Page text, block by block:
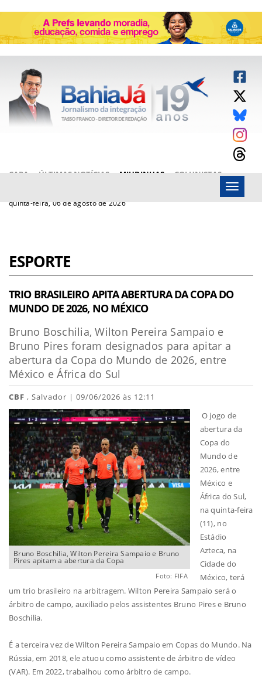
CAPA ÚLTIMAS NOTÍCIAS MIUDINHAS
COLUNISTAS
quinta-feira, 06 de agosto de 2026
Menu
ESPORTE
TRIO BRASILEIRO APITA ABERTURA DA COPA DO
MUNDO DE 2026, NO MÉXICO
Bruno Boschilia, Wilton Pereira Sampaio e
Bruno Pires foram designados para apitar a
abertura da Copa do Mundo de 2026, entre
México e África do Sul
CBF , Salvador | 09/06/2026 às 12:11
Bruno Boschilia, Wilton Pereira Sampaio e Bruno
Pires apitam a abertura da Copa
Foto: FIFA
O jogo de
abertura da
Copa do
Mundo de
2026, entre
México e
África do Sul,
na quinta-feira
(11), no
Estádio
Azteca, na
Cidade do
México, terá
um trio brasileiro na arbitragem. Wilton Pereira Sampaio será o
árbitro de campo, auxiliado pelos assistentes Bruno Pires e Bruno
Boschilia.
É a terceira vez de Wilton Pereira Sampaio em Copas do Mundo. Na
Rússia, em 2018, ele atuou como assistente de árbitro de vídeo
(VAR). Em 2022, trabalhou como árbitro de campo.